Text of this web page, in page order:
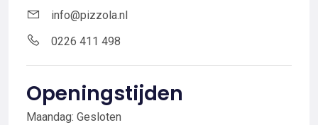
info@pizzola.nl
0226 411 498
Openingstijden
Maandag: Gesloten